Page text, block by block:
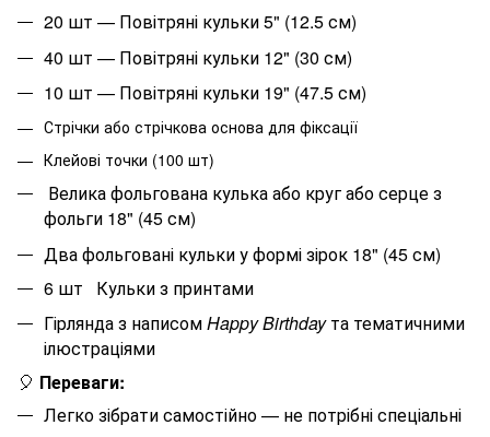
20 шт — Повітряні кульки 5" (12.5 см)
40 шт — Повітряні кульки 12" (30 см)
10 шт — Повітряні кульки 19" (47.5 см)
Стрічки або стрічкова основа для фіксації
Клейові точки (100 шт)
Велика фольгована кулька або круг або серце з
фольги 18" (45 см)
Два фольговані кульки у формі зірок 18" (45 см)
6 шт
Кульки з принтами
Гірлянда з написомHappy Birthdayта тематичними
ілюстраціями
🎈 Переваги:
Легко зібрати самостійно — не потрібні спеціальні